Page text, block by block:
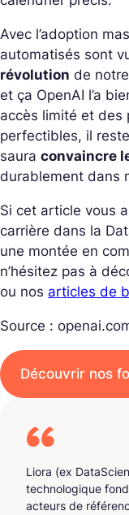
Avec l’adoption
automatisés sont
révolution de
et ça OpenAI l’a
accès limité et des
perfectibles, il
saura convaincre
durablement dans
Si cet article vous
carrière dans la
une montée en
n’hésitez pas à
ou nos articles de
Source :
Découvrir nos
Liora (ex
technologique
acteurs de